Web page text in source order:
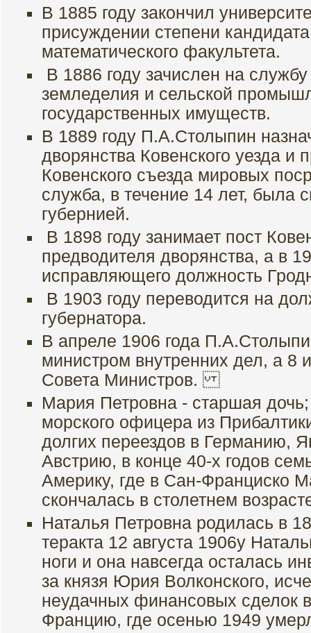
В 1885 году закончил
присуждении степени
математического факультета.
В 1886 году зачислен на
земледелия и сельской
государственных имуществ.
В 1889 году П.А.Столыпин
дворянства Ковенского уезда и
Ковенского съезда мировых
служба, в течение 14 лет, была
губернией.
В 1898 году занимает пост
предводителя дворянства, а в
исправляющего должность
В 1903 году переводится на
губернатора.
В апреле 1906 года
министром внутренних дел, а 8
Совета Министров.
Мария Петровна - старшая
морского офицера из
долгих переездов в Германию,
Австрию, в конце 40-х годов
Америку, где в Сан-Франциско
скончалась в столетнем
Наталья Петровна родилась в
теракта 12 августа 1906у
ноги и она навсегда осталась
за князя Юрия Волконского,
неудачных финансовых сделок
Францию, где осенью 1949